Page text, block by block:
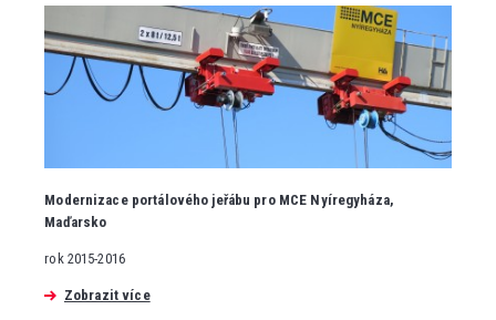
Modernizace portálového jeřábu pro MCE Nyíregyháza,
Maďarsko
rok 2015-2016
Zobrazit více